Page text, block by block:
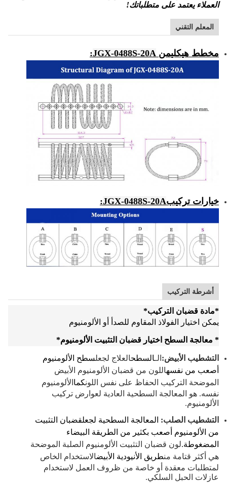
العملاء يعتمد على متطلباتك!
المعلم التقني
مخطط هيكليمن JGX-0488S-20A
:
خيارات تركيبJGX-0488S-20A
:
أشرطة التركيب
*مادة قضبان التركيب*
يمكن اختيار الفولاذ المقاوم للصدأ أو الألومنيوم
* معالجة السطح اختيار قضبان التثبيت الألومنيوم*
التشطيب الأبيض:الـالسطحالعلاج لجعلسطح الألومنيوم
أصعب من نفسهاللون من قضبان الألومنيوم الأبيض
الموضحة التركيب الحفاظ على نفس اللونكماالألومنيوم
نفسه. هو المعالجة السطحية العادية لعوارض تركيب
الألومنيوم.
التشطيب الصلب: المعالجة السطحية لجعلقضبان التثبيت
من الألومنيوم أصعب بكثير من الطريقة البيضاء
المضغوطة.لون قضبان التثبيت الألومنيوم الصلبة الموضحة
هي أكثر قتامة منطريق الأنيودية الأبيضالاستخدام الخاص
لمتطلبات معقدة أو خاصة من ظروف العمل لاستخدام
عازلات الحبل السلكي.